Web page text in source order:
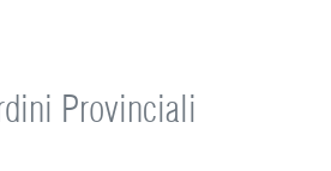
Provinciali